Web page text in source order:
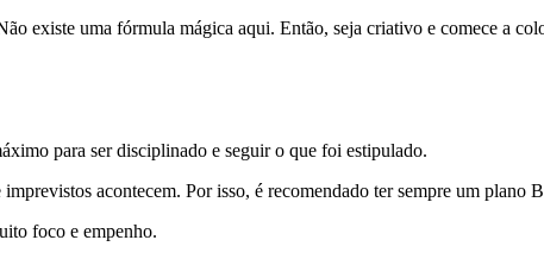
existe uma fórmula mágica aqui. Então, seja criativo e comece a
para ser disciplinado e seguir o que foi estipulado.
acontecem. Por isso, é recomendado ter sempre um plano
foco e empenho.